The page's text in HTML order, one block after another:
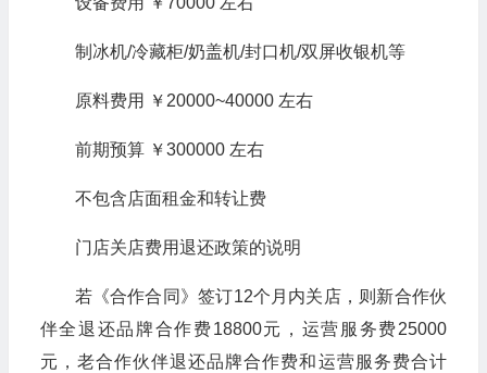
制冰机/冷藏柜/奶盖机/封口机/双屏收银机等
原料费用 ￥20000~40000 左右
前期预算 ￥300000 左右
不包含店面租金和转让费
门店关店费用退还政策的说明
若《合作合同》签订12个月内关店，则新合作伙
伴全退还品牌合作费18800元，运营服务费25000
元，老合作伙伴退还品牌合作费和运营服务费合计